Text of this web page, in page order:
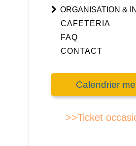
ORGANISATION &
CAFETERIA
FAQ
CONTACT
Calendrier
>>Ticket